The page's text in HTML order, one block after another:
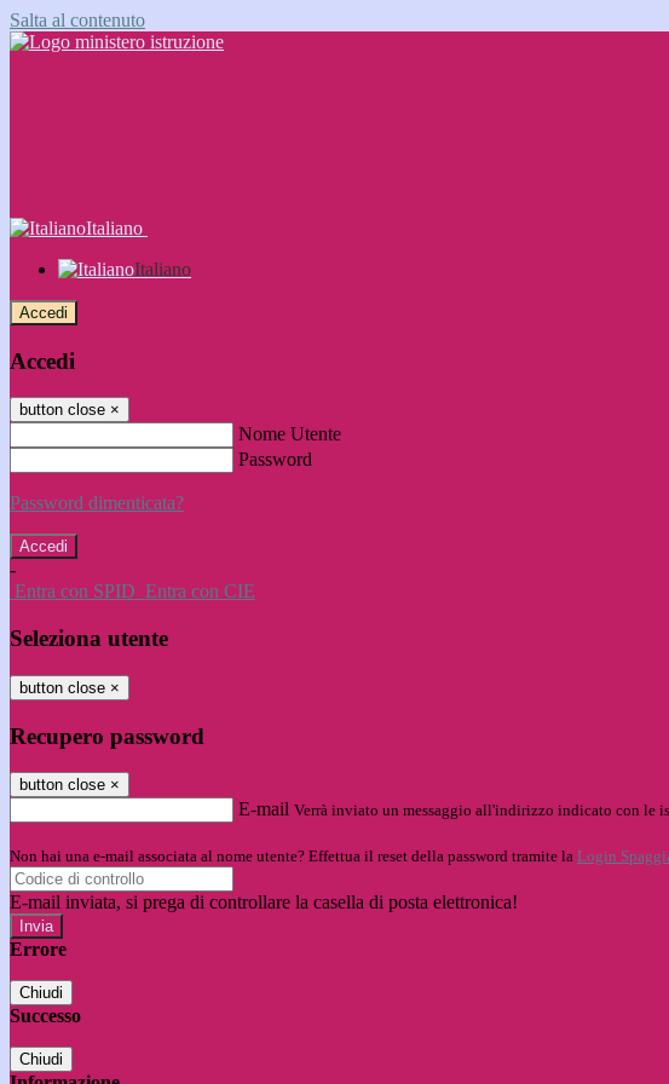
Salta al contenuto
Italiano
Italiano
Accedi
Accedi
button close ×
Nome Utente
Password
Password dimenticata?
-
Entra con SPID Entra con CIE
Seleziona utente
button close ×
Recupero password
button close ×
E-mail Verrà inviato un messaggio all'indirizzo indicato con le
Non hai una e-mail associata al nome utente? Effettua il reset della password tramite la Login
E-mail inviata, si prega di controllare la casella di posta elettronica!
Errore
Chiudi
Successo
Chiudi